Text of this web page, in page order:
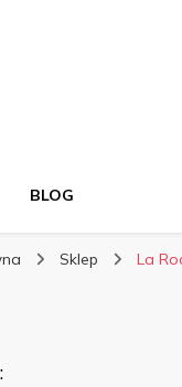
BLOG
Sklep La
: